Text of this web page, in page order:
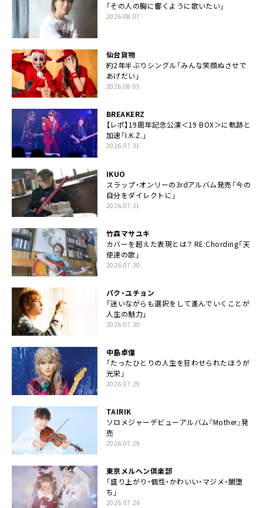
「その人の胸に響くように歌いたい」
2026.08.07
仙台貨物
約2年半ぶりシングル「みんな笑顔ぬさせで
あげだい」
2026.08.05
BREAKERZ
【レポ】19周年記念公演＜19 BOX＞に軌跡と
加速「I.K.Z.」
2026.07.31
IKUO
スラップ・オンリーの3rdアルバム発売「今の
自分をダイレクトに」
2026.07.31
竹森マサユキ
カバーを超えた表現とは？ RE:Chording「天
使達の歌」
2026.07.30
パク・ユチョン
「迷いながらも選択をして進んでいくことが
人生の魅力」
2026.07.30
中島卓偉
「たったひとりの人生を狂わせられたほうが
光栄」
2026.07.29
TAIRIK
ソロメジャーデビューアルバム『Mother』発
売
2026.07.29
東京メルヘン倶楽部
「盛り上がり・個性・かわいい・マジメ・闇堕
ち」
2026.07.26